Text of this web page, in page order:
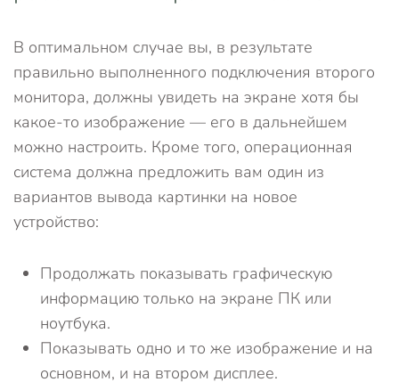
В оптимальном случае вы, в результате
правильно выполненного подключения второго
монитора, должны увидеть на экране хотя бы
какое-то изображение — его в дальнейшем
можно настроить. Кроме того, операционная
система должна предложить вам один из
вариантов вывода картинки на новое
устройство:
Продолжать показывать графическую
информацию только на экране ПК или
ноутбука.
Показывать одно и то же изображение и на
основном, и на втором дисплее.